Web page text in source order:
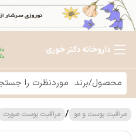
داروخانه دکتر خوری
مراقبت پوست و مو / مراقبت پوست صورت